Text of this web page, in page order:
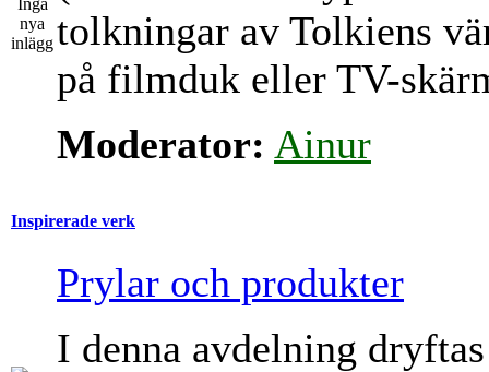
tolkningar av Tolkiens
på filmduk eller TV-
Moderator: Ainur
Inspirerade verk
Prylar och produkter
I denna avdelning